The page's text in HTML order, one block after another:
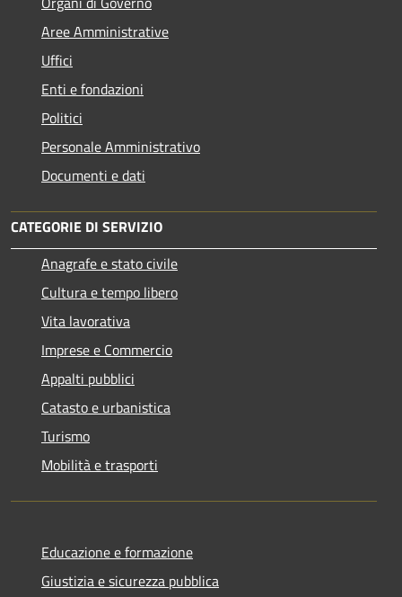
Aree Amministrative
Uffici
Enti e fondazioni
Politici
Personale Amministrativo
Documenti e dati
CATEGORIE DI SERVIZIO
Anagrafe e stato civile
Cultura e tempo libero
Vita lavorativa
Imprese e Commercio
Appalti pubblici
Catasto e urbanistica
Turismo
Mobilità e trasporti
Educazione e formazione
Giustizia e sicurezza pubblica